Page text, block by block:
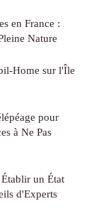
en France :
Nature
Home sur l'Île
pour
à Ne Pas
un État
d'Experts